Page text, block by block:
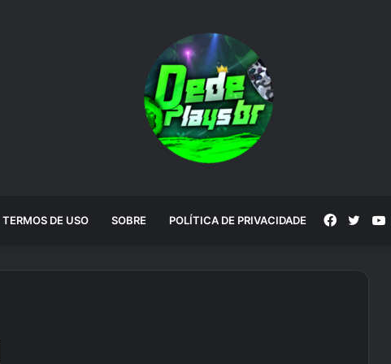
TERMOS DE USO SOBRE POLÍTICA DE PRIVACIDADE Facebook